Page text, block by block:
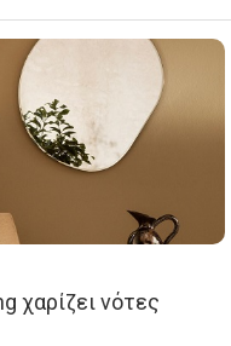
χαρίζει νότες